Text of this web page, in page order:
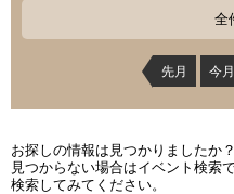
全
先月 今月
お探しの情報は見つかりましたか？
見つからない場合はイベント検索
検索してみてください。